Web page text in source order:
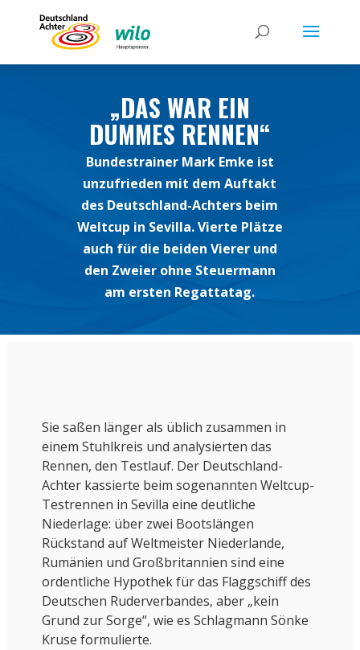
„DAS WAR EIN
DUMMES RENNEN“
Bundestrainer Mark Emke ist
unzufrieden mit dem Auftakt
des Deutschland-Achters beim
Weltcup in Sevilla. Vierte Plätze
auch für die beiden Vierer und
den Zweier ohne Steuermann
am ersten Regattatag.
Sie saßen länger als üblich zusammen in
einem Stuhlkreis und analysierten das
Rennen, den Testlauf. Der Deutschland-
Achter kassierte beim sogenannten Weltcup-
Testrennen in Sevilla eine deutliche
Niederlage: über zwei Bootslängen
Rückstand auf Weltmeister Niederlande,
Rumänien und Großbritannien sind eine
ordentliche Hypothek für das Flaggschiff des
Deutschen Ruderverbandes, aber „kein
Grund zur Sorge“, wie es Schlagmann Sönke
Kruse formulierte.